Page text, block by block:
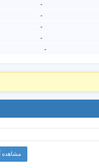
-
-
-
-
-